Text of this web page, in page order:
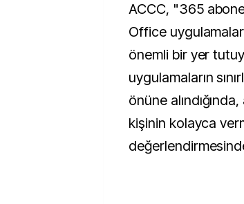
ACCC, "365
Office
önemli bir yer
uygulamaların
önüne
kişinin kolayca